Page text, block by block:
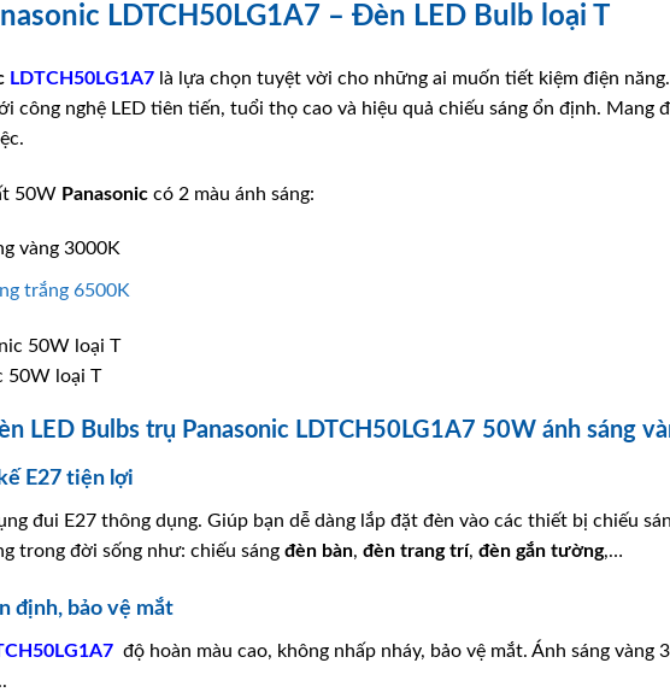
LDTCH50LG1A7 – Đèn LED Bulb loại T
LDTCH50LG1A7 là lựa chọn tuyệt vời cho những ai muốn tiết kiệm điện
công nghệ LED tiên tiến, tuổi thọ cao và hiệu quả chiếu sáng ổn định. Mang
50W Panasonic có 2 màu ánh sáng:
vàng 3000K
trắng 6500K
50W loại T
LED Bulbs trụ Panasonic LDTCH50LG1A7 50W ánh sáng
E27 tiện lợi
đui E27 thông dụng. Giúp bạn dễ dàng lắp đặt đèn vào các thiết bị chiếu
trong đời sống như: chiếu sáng đèn bàn, đèn trang trí, đèn gắn tường,…
định, bảo vệ mắt
độ hoàn màu cao, không nhấp nháy, bảo vệ mắt. Ánh sáng